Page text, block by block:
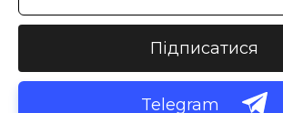
Підписатися
Telegram